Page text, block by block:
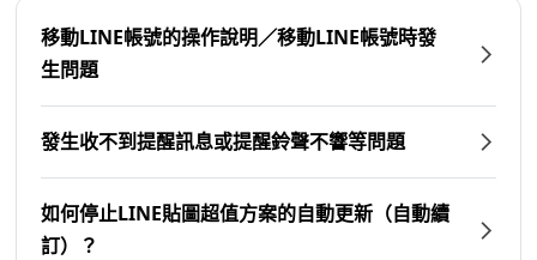
移動LINE帳號的操作說明／移動LINE帳號時發
生問題
發生收不到提醒訊息或提醒鈴聲不響等問題
如何停止LINE貼圖超值方案的自動更新（自動續
訂）？